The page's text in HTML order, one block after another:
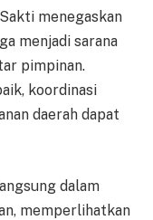
menegaskan
menjadi sarana
pimpinan.
koordinasi
daerah dapat
dalam
memperlihatkan